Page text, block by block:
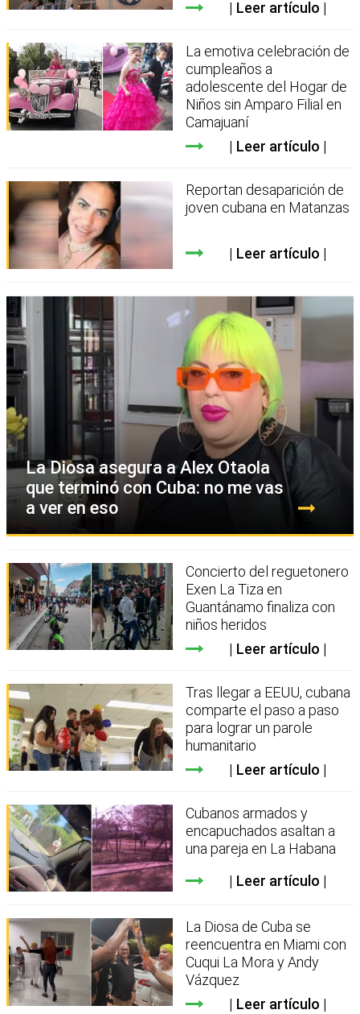
Leer artículo
La emotiva celebración de
cumpleaños a
adolescente del Hogar de
Niños sin Amparo Filial en
Camajuaní
Leer artículo
Reportan desaparición de
joven cubana en Matanzas
Leer artículo
La Diosa asegura a Alex Otaola
que terminó con Cuba: no me vas
a ver en eso
Concierto del reguetonero
Exen La Tiza en
Guantánamo finaliza con
niños heridos
Leer artículo
Tras llegar a EEUU, cubana
comparte el paso a paso
para lograr un parole
humanitario
Leer artículo
Cubanos armados y
encapuchados asaltan a
una pareja en La Habana
Leer artículo
La Diosa de Cuba se
reencuentra en Miami con
Cuqui La Mora y Andy
Vázquez
Leer artículo